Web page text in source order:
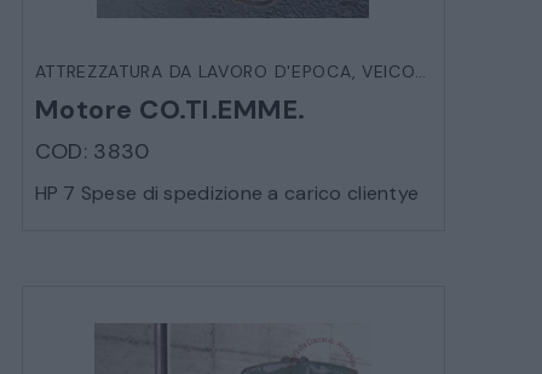
ATTREZZATURA DA LAVORO D'EPOCA, VEICOLI D'EPOCA
Motore CO.TI.EMME.
COD: 3830
HP 7 Spese di spedizione a carico clientye